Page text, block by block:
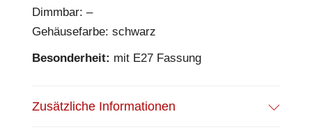
Dimmbar: –
Gehäusefarbe: schwarz
Besonderheit: mit E27 Fassung
Zusätzliche Informationen